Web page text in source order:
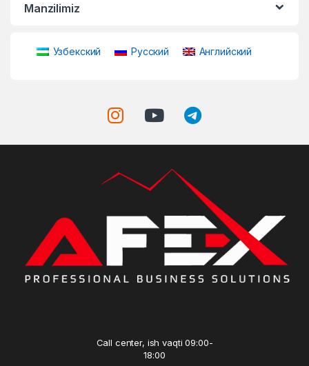
Manzilimiz
Узбекский Русский Английский
Call center, ish vaqti 09:00-
18:00